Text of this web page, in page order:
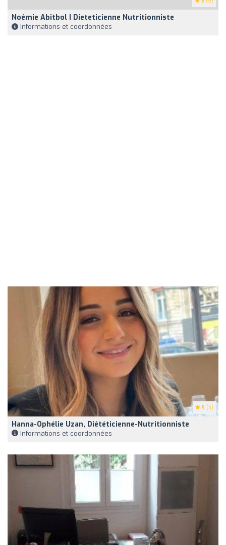
Noémie Abitbol | Dieteticienne Nutritionniste
Informations et coordonnées
5 (4)
Hanna-Ophélie Uzan, Diététicienne-Nutritionniste
Informations et coordonnées